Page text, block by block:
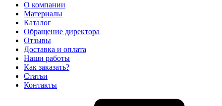
О компании
Материалы
Каталог
Обращение директора
Отзывы
Доставка и оплата
Наши работы
Как заказать?
Статьи
Контакты